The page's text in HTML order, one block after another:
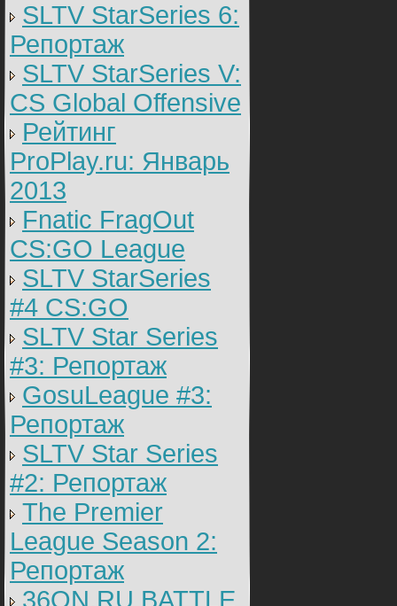
SLTV StarSeries 6:
Репортаж
SLTV StarSeries V:
CS Global Offensive
Рейтинг
ProPlay.ru: Январь
2013
Fnatic FragOut
CS:GO League
SLTV StarSeries
#4 CS:GO
SLTV Star Series
#3: Репортаж
GosuLeague #3:
Репортаж
SLTV Star Series
#2: Репортаж
The Premier
League Season 2:
Репортаж
36ON.RU BATTLE